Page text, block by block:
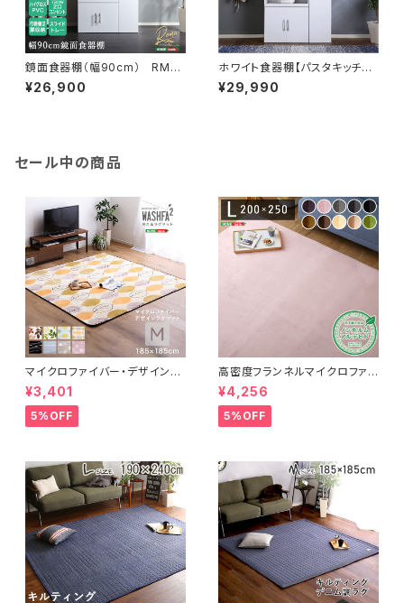
鏡面食器棚（幅90cm） RME-
1890
¥26,900
ホワイト食器棚【パスタキッチン
ボード】（幅90cm×高さ180cm
タイプ） PST-1890WH
¥29,990
セール中の商品
マイクロファイバー・デザインラ
グマットMサイズ（185×185cm）
洗えるラグマット 【WASHFA2】
FRG-D2-M
¥3,401
5%OFF
高密度フランネルマイクロファイ
バー・ラグマットLサイズ（200×2
50cm）洗えるラグマット｜ナル
トレア
¥4,256
5%OFF